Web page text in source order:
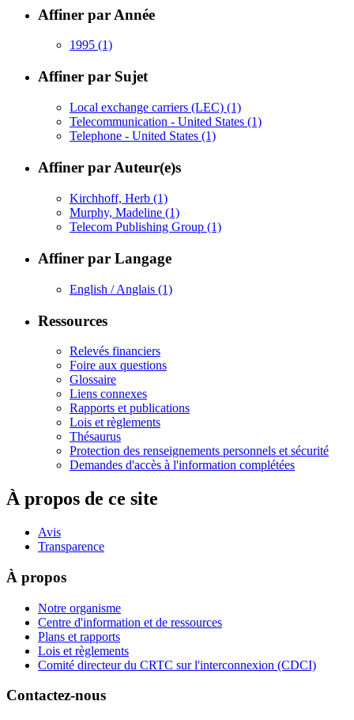
Affiner par Année
1995 (1)
Affiner par Sujet
Local exchange carriers (LEC) (1)
Telecommunication - United States (1)
Telephone - United States (1)
Affiner par Auteur(e)s
Kirchhoff, Herb (1)
Murphy, Madeline (1)
Telecom Publishing Group (1)
Affiner par Langage
English / Anglais (1)
Ressources
Relevés financiers
Foire aux questions
Glossaire
Liens connexes
Rapports et publications
Lois et règlements
Thésaurus
Protection des renseignements personnels et sécurité
Demandes d'accès à l'information complétées
À propos de ce site
Avis
Transparence
À propos
Notre organisme
Centre d'information et de ressources
Plans et rapports
Lois et règlements
Comité directeur du CRTC sur l'interconnexion (CDCI)
Contactez-nous